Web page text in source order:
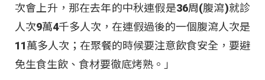
次會上升，那在去年的中秋連假是36周(腹瀉)就診
人次9萬4千多人次，在連假過後的一個腹瀉人次是
11萬多人次；在聚餐的時候要注意飲食安全，要避
免生食生飲、食材要徹底烤熟。」